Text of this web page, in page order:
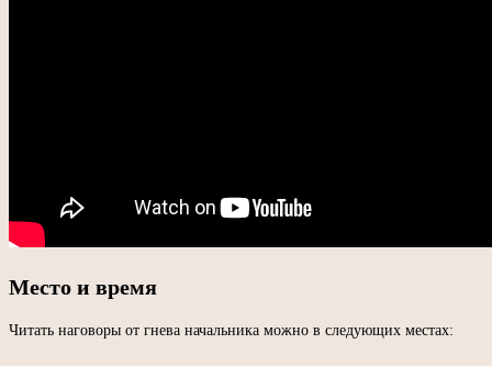
Место и время
Читать наговоры от гнева начальника можно в следующих местах: